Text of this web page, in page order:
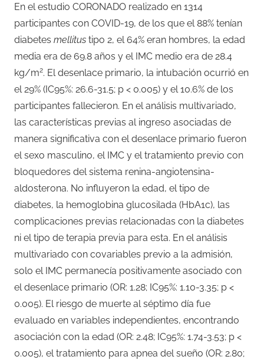
En el estudio CORONADO realizado en 1314
participantes con COVID-19, de los que el 88% tenían
diabetes mellitus tipo 2, el 64% eran hombres, la edad
media era de 69.8 años y el IMC medio era de 28.4
kg/m2. El desenlace primario, la intubación ocurrió en
el 29% (IC95%: 26.6-31.5; p < 0.005) y el 10.6% de los
participantes fallecieron. En el análisis multivariado,
las características previas al ingreso asociadas de
manera significativa con el desenlace primario fueron
el sexo masculino, el IMC y el tratamiento previo con
bloquedores del sistema renina-angiotensina-
aldosterona. No influyeron la edad, el tipo de
diabetes, la hemoglobina glucosilada (HbA1c), las
complicaciones previas relacionadas con la diabetes
ni el tipo de terapia previa para esta. En el análisis
multivariado con covariables previo a la admisión,
solo el IMC permanecía positivamente asociado con
el desenlace primario (OR: 1.28; IC95%: 1.10-3.35; p <
0.005). El riesgo de muerte al séptimo día fue
evaluado en variables independientes, encontrando
asociación con la edad (OR: 2.48; IC95%: 1.74-3.53; p <
0.005), el tratamiento para apnea del sueño (OR: 2.80;